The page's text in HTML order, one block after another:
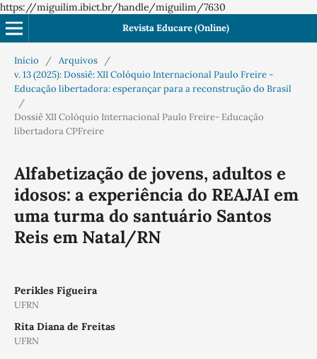
https://miguilim.ibict.br/handle/miguilim/7630
Revista Educare (Online)
Início / Arquivos
/
v. 13 (2025): Dossiê: XII Colóquio Internacional Paulo Freire -
Educação libertadora: esperançar para a reconstrução do Brasil
/
Dossiê XII Colóquio Internacional Paulo Freire- Educação
libertadora CPFreire
Alfabetização de jovens, adultos e
idosos: a experiência do REAJAI em
uma turma do santuário Santos
Reis em Natal/RN
Perikles Figueira
UFRN
Rita Diana de Freitas
UFRN